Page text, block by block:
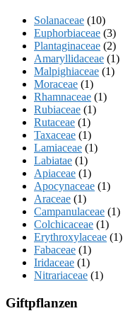
Solanaceae (10)
Euphorbiaceae (3)
Plantaginaceae (2)
Amaryllidaceae (1)
Malpighiaceae (1)
Moraceae (1)
Rhamnaceae (1)
Rubiaceae (1)
Rutaceae (1)
Taxaceae (1)
Lamiaceae (1)
Labiatae (1)
Apiaceae (1)
Apocynaceae (1)
Araceae (1)
Campanulaceae (1)
Colchicaceae (1)
Erythroxylaceae (1)
Fabaceae (1)
Iridaceae (1)
Nitrariaceae (1)
Giftpflanzen